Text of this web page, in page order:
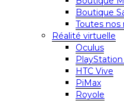
Boutique
Toutes
Réalité virtuelle
Oculus
PlayStation
HTC Vive
PiMax
Royole